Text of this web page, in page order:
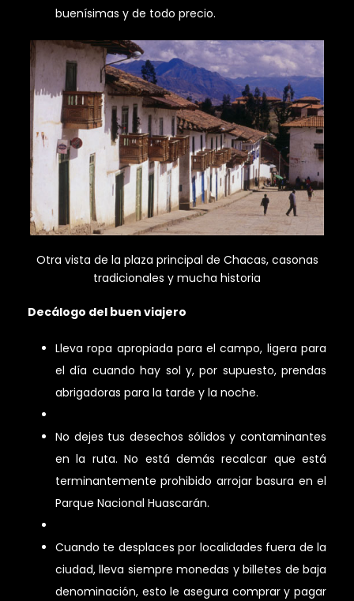
buenísimas y de todo precio.
Otra vista de la plaza principal de Chacas, casonas
tradicionales y mucha historia
Decálogo del buen viajero
Lleva ropa apropiada para el campo, ligera para
el día cuando hay sol y, por supuesto, prendas
abrigadoras para la tarde y la noche.
No dejes tus desechos sólidos y contaminantes
en la ruta. No está demás recalcar que está
terminantemente prohibido arrojar basura en el
Parque Nacional Huascarán.
Cuando te desplaces por localidades fuera de la
ciudad, lleva siempre monedas y billetes de baja
denominación, esto le asegura comprar y pagar